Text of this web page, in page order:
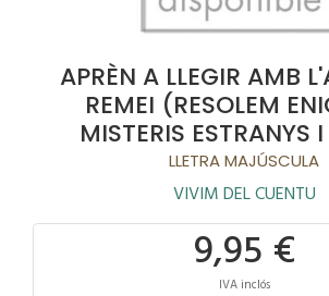
APRÈN A LLEGIR AMB
REMEI (RESOLEM
MISTERIS ESTRANYS
LLETRA MAJÚSCULA
VIVIM DEL CUENTU
9,95 €
IVA inclós